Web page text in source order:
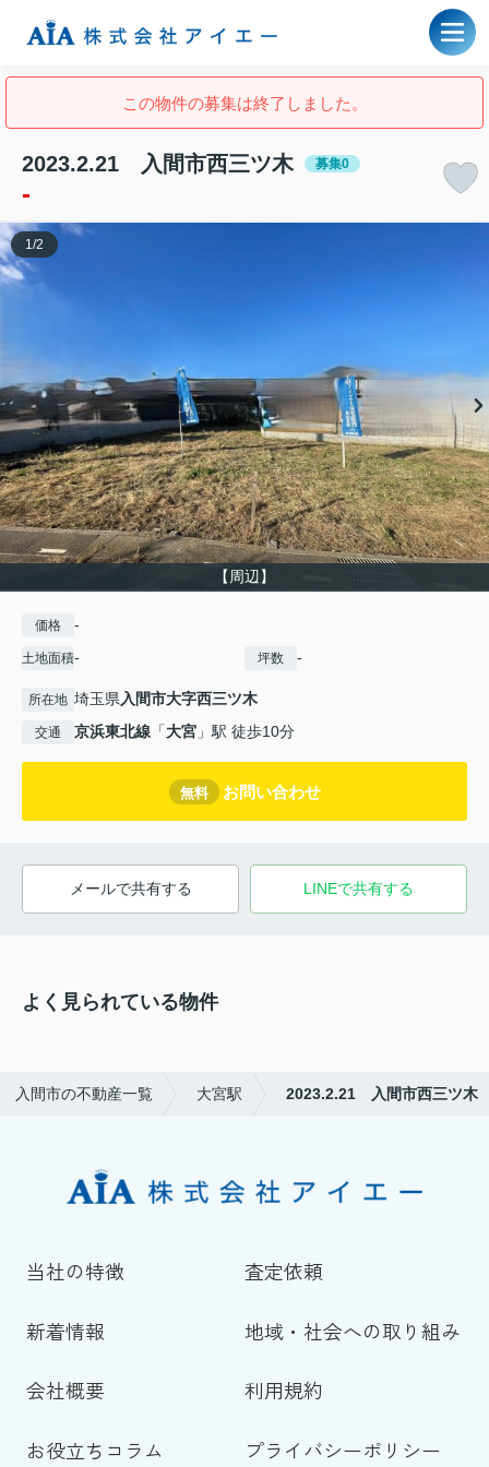
この物件の募集は終了しました。
2023.2.21 入間市西三ツ木 募集0
-
【周辺】
1 /2
価格 -
土地面積- 坪数 -
所在地 埼玉県 入間市大字西三ツ木
交通 京浜東北線 「大宮 」駅 徒歩10分
無料 お問い合わせ
メールで共有する LINEで共有する
よく見られている物件
入間市の不動産一覧 大宮駅 2023.2.21 入間市西三ツ木
当社の特徴 査定依頼
新着情報 地域・社会への取り組み
会社概要 利用規約
お役立ちコラム プライバシーポリシー